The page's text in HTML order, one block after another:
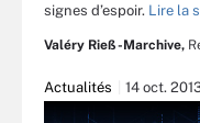
signes d’espoir. Lire la
Valéry Rieß-Marchive,
Actualités 14 oct.